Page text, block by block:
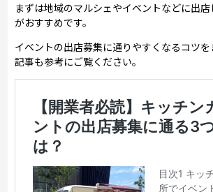
まずは地域のマルシェやイベントなどに出
がおすすめです。
イベントの出店募集に通りやすくなるコツ
記事も参考にご覧ください。